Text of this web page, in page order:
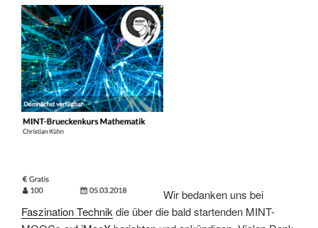
Wir bedanken uns bei
Faszination Technik die über die bald startenden MINT-